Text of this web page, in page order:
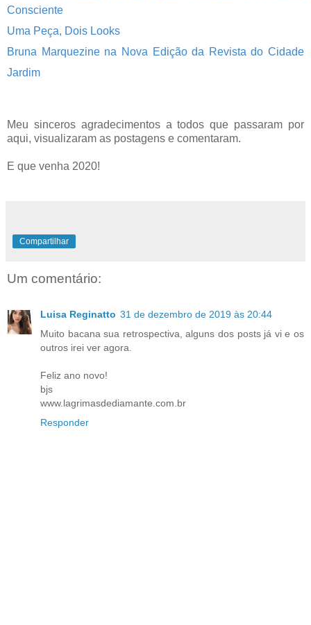
Consciente
Uma Peça, Dois Looks
Bruna Marquezine na Nova Edição da Revista do Cidade
Jardim
Meu sinceros agradecimentos a todos que passaram por
aqui, visualizaram as postagens e comentaram.
E que venha 2020!
Compartilhar
Um comentário:
Luisa Reginatto 31 de dezembro de 2019 às 20:44
Muito bacana sua retrospectiva, alguns dos posts já vi e os
outros irei ver agora.
Feliz ano novo!
bjs
www.lagrimasdediamante.com.br
Responder